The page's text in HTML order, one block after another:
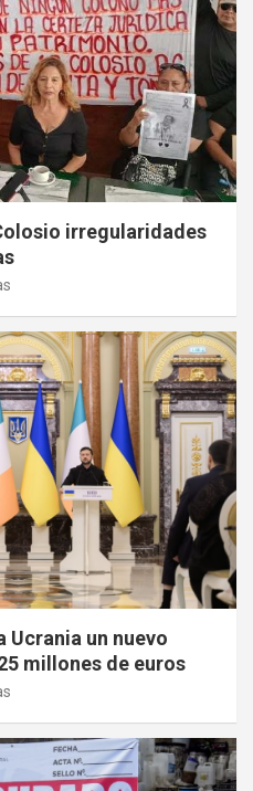
irregularidades
Ucrania un nuevo
millones de euros